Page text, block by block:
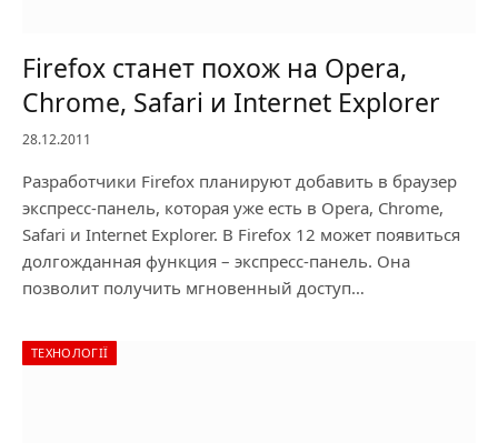
Firefox станет похож на Opera,
Chrome, Safari и Internet Explorer
28.12.2011
Разработчики Firefox планируют добавить в браузер
экспресс-панель, которая уже есть в Opera, Chrome,
Safari и Internet Explorer. В Firefox 12 может появиться
долгожданная функция – экспресс-панель. Она
позволит получить мгновенный доступ…
ТЕХНОЛОГІЇ